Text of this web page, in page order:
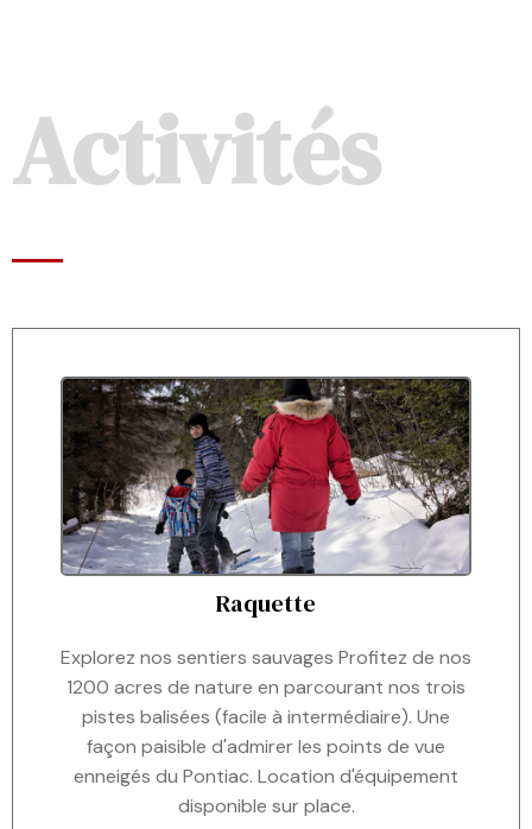
Activités
Raquette
Explorez nos sentiers sauvages Profitez de nos
1200 acres de nature en parcourant nos trois
pistes balisées (facile à intermédiaire). Une
façon paisible d'admirer les points de vue
enneigés du Pontiac. Location d'équipement
disponible sur place.